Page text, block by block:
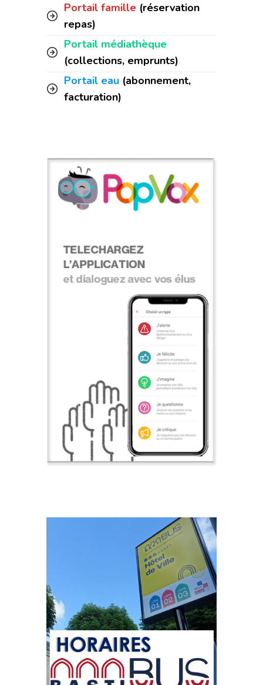
Portail famille (réservation
repas)
Portail médiathèque
(collections, emprunts)
Portail eau (abonnement,
facturation)